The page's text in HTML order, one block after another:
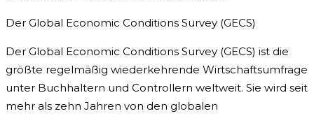
Der Global Economic Conditions Survey (GECS)
Der Global Economic Conditions Survey (GECS) ist die
größte regelmäßig wiederkehrende Wirtschaftsumfrage
unter Buchhaltern und Controllern weltweit. Sie wird seit
mehr als zehn Jahren von den globalen